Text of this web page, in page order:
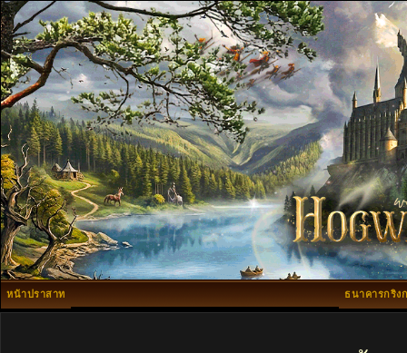
หน้าปราสาท ธนาคารกริง